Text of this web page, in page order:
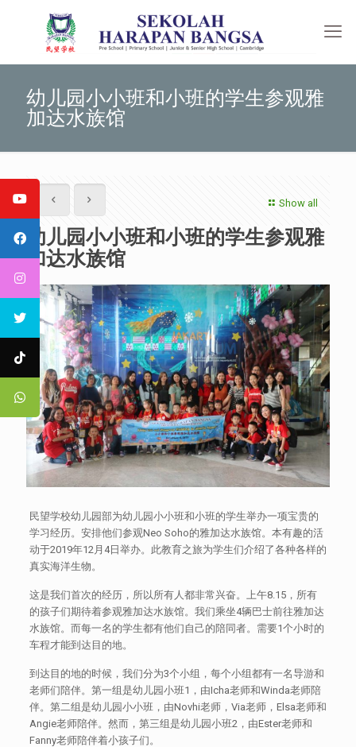
幼儿园小小班和小班的学生参观雅
加达水族馆
Show all
幼儿园小小班和小班的学生参观雅
加达水族馆
民望学校幼儿园部为幼儿园小小班和小班的学生举办一项宝贵的
学习经历。安排他们参观Neo Soho的雅加达水族馆。本有趣的活
动于2019年12月4日举办。此教育之旅为学生们介绍了各种各样的
真实海洋生物。
这是我们首次的经历，所以所有人都非常兴奋。上午8.15，所有
的孩子们期待着参观雅加达水族馆。我们乘坐4辆巴士前往雅加达
水族馆。而每一名的学生都有他们自己的陪同者。需要1个小时的
车程才能到达目的地。
到达目的地的时候，我们分为3个小组，每个小组都有一名导游和
老师们陪伴。第一组是幼儿园小班1，由Icha老师和Winda老师陪
伴。第二组是幼儿园小小班，由Novhi老师，Via老师，Elsa老师和
Angie老师陪伴。然而，第三组是幼儿园小班2，由Ester老师和
Fanny老师陪伴着小孩子们。